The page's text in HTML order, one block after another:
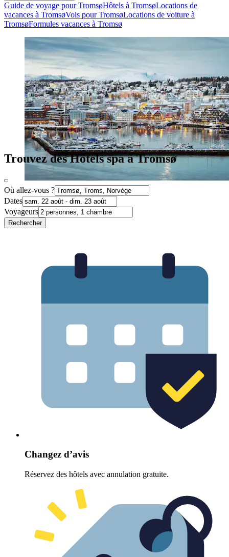
Guide de voyage pour TromsøHôtels à TromsøLocations de
vacances à TromsøVols pour TromsøLocations de voiture à
TromsøFormules vacances à Tromsø
Trouvez des Hôtels spa à Tromsø
Où allez-vous ?
Dates
Voyageurs
Rechercher
Changez d’avis
Réservez des hôtels avec annulation gratuite.